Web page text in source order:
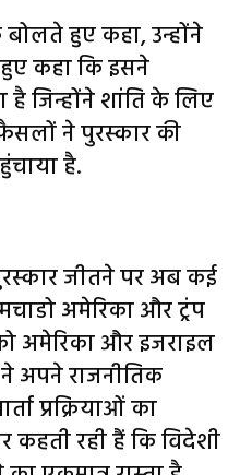
हुए कहा, उन्होंने
कहा कि इसने
है जिन्होंने शांति के लिए
ने पुरस्कार की
है.
जीतने पर अब कई
अमेरिका और ट्रंप
अमेरिका और इजराइल
अपने राजनीतिक
प्रक्रियाओं का
कहती रही हैं कि विदेशी